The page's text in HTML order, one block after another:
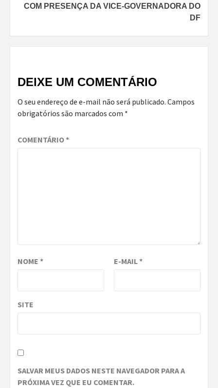
COM PRESENÇA DA VICE-GOVERNADORA DO
DF
DEIXE UM COMENTÁRIO
O seu endereço de e-mail não será publicado. Campos
obrigatórios são marcados com *
COMENTÁRIO*
NOME * E-MAIL*
SITE
SALVAR MEUS DADOS NESTE NAVEGADOR PARA A
PRÓXIMA VEZ QUE EU COMENTAR.